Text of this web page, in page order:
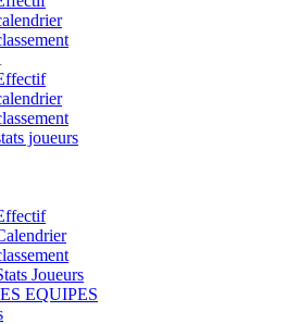
joueurs
Joueurs
EQUIPES